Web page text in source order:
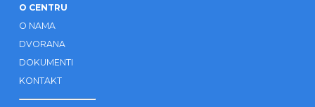
O CENTRU
O NAMA
DVORANA
DOKUMENTI
KONTAKT